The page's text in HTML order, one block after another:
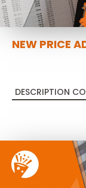
NEW PRICE
DESCRIPTION